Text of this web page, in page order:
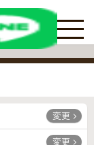
変更
変更